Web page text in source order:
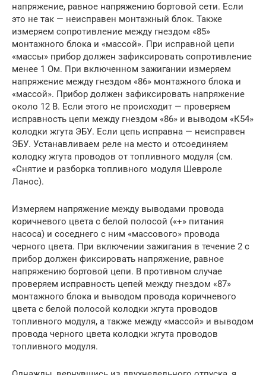
напряжение, равное напряжению бортовой сети. Если
это не так — неисправен монтажный блок. Также
измеряем сопротивление между гнездом «85»
монтажного блока и «массой». При исправной цепи
«массы» прибор должен зафиксировать сопротивление
менее 1 Ом. При включенном зажигании измеряем
напряжение между гнездом «86» монтажного блока и
«массой». Прибор должен зафиксировать напряжение
около 12 В. Если этого не происходит — проверяем
исправность цепи между гнездом «86» и выводом «К54»
колодки жгута ЭБУ. Если цепь исправна — неисправен
ЭБУ. Устанавливаем реле на место и отсоединяем
колодку жгута проводов от топливного модуля (см.
«Снятие и разборка топливного модуля Шевроле
Ланос).
Измеряем напряжение между выводами провода
коричневого цвета с белой полосой («+» питания
насоса) и соседнего с ним «массового» провода
черного цвета. При включении зажигания в течение 2 с
прибор должен фиксировать напряжение, равное
напряжению бортовой цепи. В противном случае
проверяем исправность цепей между гнездом «87»
монтажного блока и выводом провода коричневого
цвета с белой полосой колодки жгута проводов
топливного модуля, а также между «массой» и выводом
провода черного цвета колодки жгута проводов
топливного модуля.